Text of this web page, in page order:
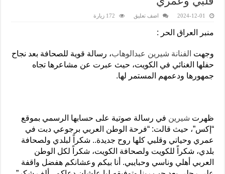
2024-12-01 اضف تعليق 172 زيارة
منبر العراق الحر :
وجهت الفنانة شيرين عبدالوهاب، رسالة قوية للصحافة بعد نجاح
حفلها الغنائي في الكويت، حيث عبرت عن مشاعرها تجاه
جمهورها ودعمهم المستمر لها.
ظهرت شيرين في رسالة صوتية على حسابها الرسمي بموقع
“إكس”، حيث قالت: “فرحة الوطن العربي برجوعي دبت في
عمري وحياتي وقلبي كلها روح جديدة.. شكراً لبلدي ولصحافة
بلدي، شكراً للكويت ولصحافة الكويت، شكراً لكل الوطن
العربي أهلي وناسي وحبايبي. أنا بيكم وعشانكم هفضل واقفة